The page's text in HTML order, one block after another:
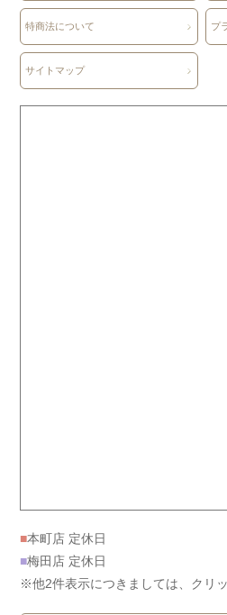
特商法について プ
サイトマップ
■本町店 定休日
■梅田店 定休日
※他2件表示につきましては、クリ